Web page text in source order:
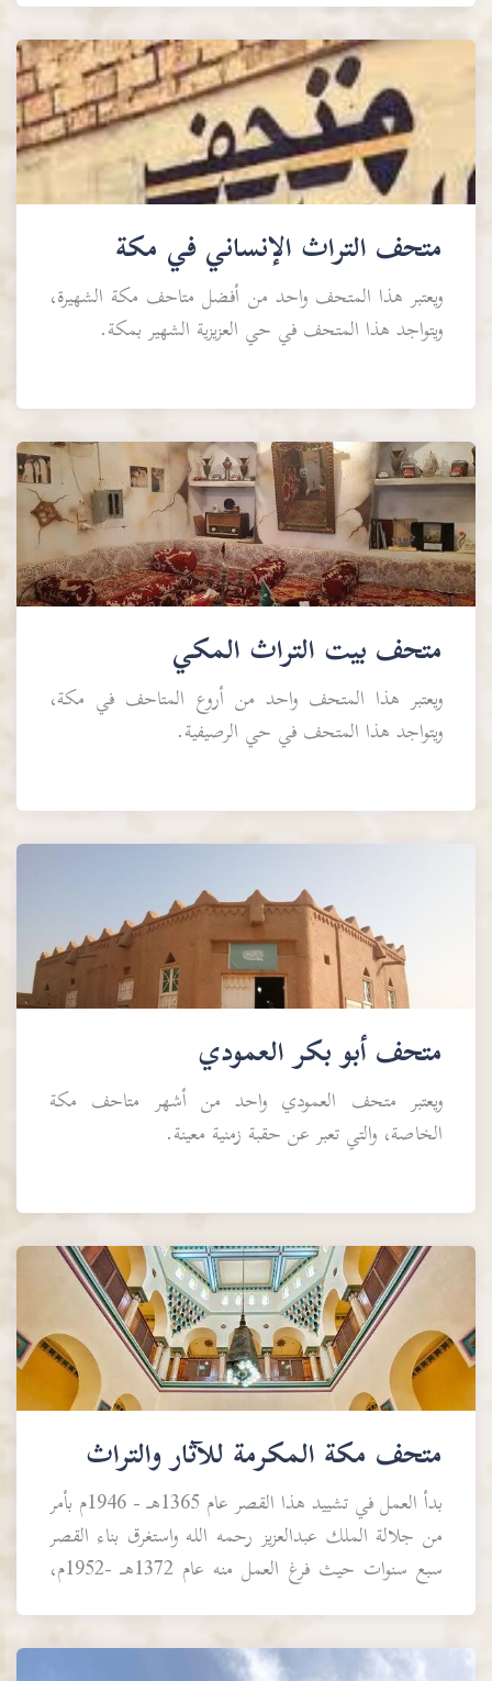
متحف التراث الإنساني في مكة
ويعتبر هذا المتحف واحد من أفضل متاحف مكة الشهيرة،
ويتواجد هذا المتحف في حي العزيزية الشهير بمكة.
متحف بيت التراث المكي
ويعتبر هذا المتحف واحد من أروع المتاحف في مكة،
ويتواجد هذا المتحف في حي الرصيفية.
متحف أبو بكر العمودي
ويعتبر متحف العمودي واحد من أشهر متاحف مكة
الخاصة، والتي تعبر عن حقبة زمنية معينة.
متحف مكة المكرمة للآثار والتراث
بدأ العمل في تشييد هذا القصر عام 1365هـ - 1946م بأمر
من جلالة الملك عبدالعزيز رحمه الله واستغرق بناء القصر
سبع سنوات حيث فرغ العمل منه عام 1372هـ -1952م،